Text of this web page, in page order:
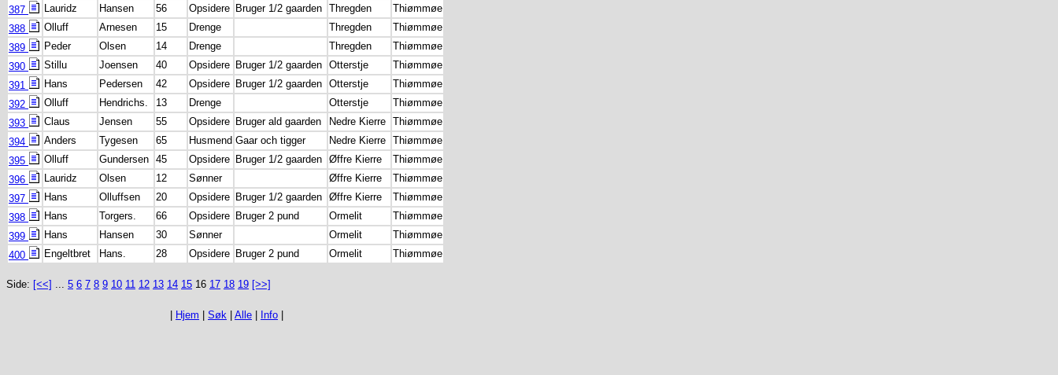
387
Lauridz Hansen 56 Opsidere Bruger 1/2 gaarden Thregden
Thiømmøe
388
Olluff Arnesen 15 Drenge Thregden
Thiømmøe
389
Peder Olsen 14 Drenge Thregden
Thiømmøe
390
Stillu Joensen 40 Opsidere Bruger 1/2 gaarden Otterstje
Thiømmøe
391
Hans Pedersen 42 Opsidere Bruger 1/2 gaarden Otterstje
Thiømmøe
392
Olluff Hendrichs. 13 Drenge Otterstje
Thiømmøe
393
Claus Jensen 55 Opsidere Bruger ald gaarden Nedre Kierre Thiømmøe
394
Anders Tygesen 65 Husmend Gaar och tigger Nedre Kierre Thiømmøe
395
Olluff Gundersen 45 Opsidere Bruger 1/2 gaarden Øffre Kierre
Thiømmøe
396
Lauridz Olsen 12 Sønner Øffre Kierre
Thiømmøe
397
Hans Olluffsen 20 Opsidere Bruger 1/2 gaarden Øffre Kierre
Thiømmøe
398
Hans Torgers. 66 Opsidere Bruger 2 pund Ormelit
Thiømmøe
399
Hans Hansen 30 Sønner Ormelit
Thiømmøe
400
Engeltbret Hans. 28 Opsidere Bruger 2 pund Ormelit Thiømmøe
Side: [<<] ... 5 6 7 8 9 10 11 12 13 14 15 16 17 18 19 [>>]
Hjem Søk Alle Info